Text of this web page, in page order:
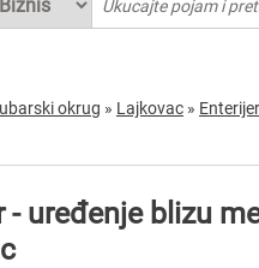
okrug » Lajkovac »
- uređenje blizu